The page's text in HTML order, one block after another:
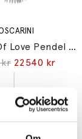
Sun Light Of Love Pendel White
kr 22540 kr